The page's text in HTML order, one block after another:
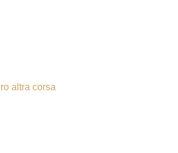
altra corsa